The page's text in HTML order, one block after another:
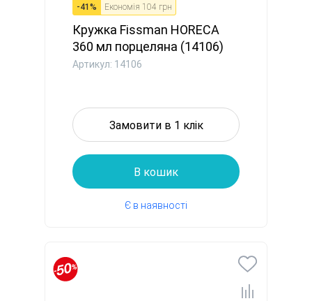
-41 % Економія 104 грн
Кружка Fissman HORECA
360 мл порцеляна (14106)
Артикул: 14106
Замовити в 1 клік
В кошик
Є в наявності